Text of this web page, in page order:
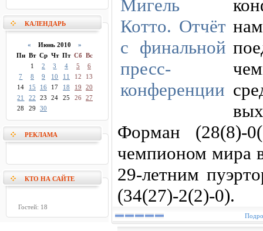
КАЛЕНДАРЬ
« Июнь 2010 »
Пн Вт Ср Чт Пт Сб Вс
1
2 3 4 5
6
7
8 9 10 11 12
13
14
15 16 17 18 19
20
21
22 23 24 25 26 27
28
29 30
РЕКЛАМА
КТО НА САЙТЕ
Гостей: 18
Форман (28(8)-
чемпионом мира
29-летним
(34(27)-2(2)-0).